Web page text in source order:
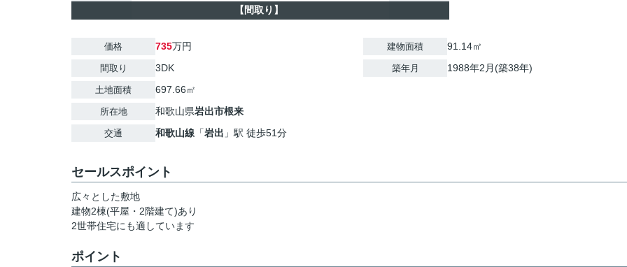
【間取り】
価格 735万円
間取り 3DK
土地面積 697.66㎡
所在地 和歌山県岩出市根来
交通 和歌山線 「岩出 」駅 徒歩51分
建物面積 91.14㎡
築年月 1988年2月(築38年)
セールスポイント
広々とした敷地
建物2棟(平屋・2階建て)あり
2世帯住宅にも適しています
ポイント